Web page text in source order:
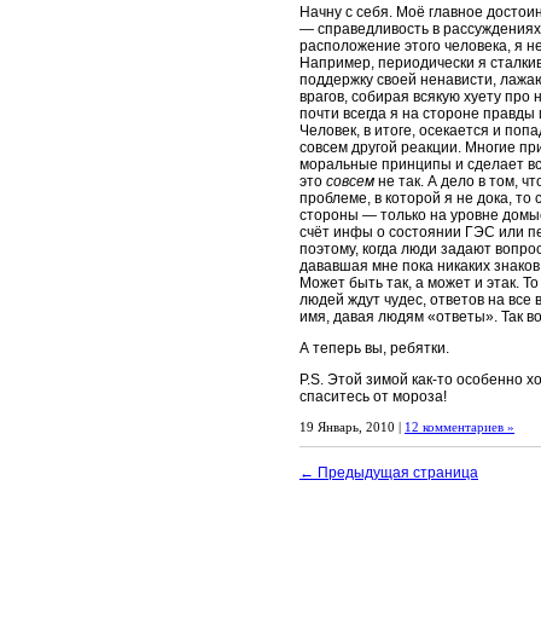
Начну с себя. Моё главное
— справедливость в
расположение этого человека, я
Например, периодически я
поддержку своей ненависти,
врагов, собирая всякую хуету
почти всегда я на стороне
Человек, в итоге, осекается и
совсем другой реакции. Многие
моральные принципы и сделает
это совсем не так. А дело в том,
проблеме, в которой я не дока, то
стороны — только на уровне
счёт инфы о состоянии ГЭС или
поэтому, когда люди задают
дававшая мне пока никаких
Может быть так, а может и этак.
людей ждут чудес, ответов на
имя, давая людям «ответы». Так
А теперь вы, ребятки.
P.S. Этой зимой как-то особенно
спаситесь от мороза!
19 Январь, 2010 | 12 комментариев »
← Предыдущая страница